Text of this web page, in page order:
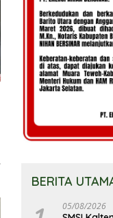
BERITA
05/08/2026